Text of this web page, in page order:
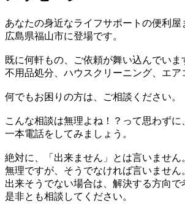
あなたの身近なライフサポートの便利屋
広島県福山市に登場です。
既に何軒もの、ご依頼が舞い込んでいま
不用品処分、ハウスクリーニング、エア
何でもお困りの方は、ご相談ください。
こんな相談は無理よね！？って思わずに
一本電話をしてみましょう。
絶対に、「出来ません」とは言いません
無理ですが、そうでなければ言いません
出来そうでない場合は、解決する方向で
是非とも相談してください。